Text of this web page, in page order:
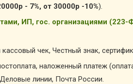
- 7%, от 30000р -10%).
ИП, гос. организациями
чек, Честный знак,
наложенный платеж
линии, Почта России.